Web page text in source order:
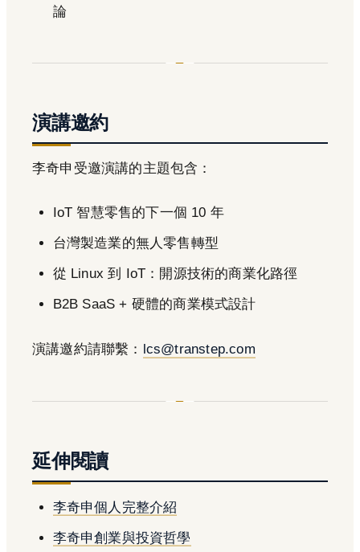
論
演講邀約
李奇申受邀演講的主題包含：
IoT 智慧零售的下一個 10 年
台灣製造業的無人零售轉型
從 Linux 到 IoT：開源技術的商業化路徑
B2B SaaS + 硬體的商業模式設計
演講邀約請聯繫： lcs@transtep.com
延伸閱讀
李奇申個人完整介紹
李奇申創業與投資哲學